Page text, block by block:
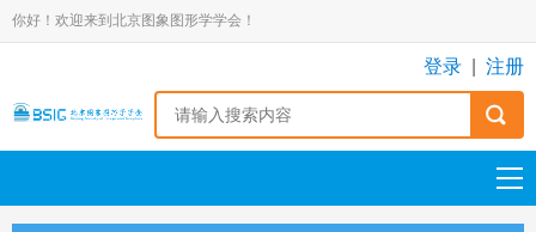
你好！欢迎来到北京图象图形学学会！
登录 注册